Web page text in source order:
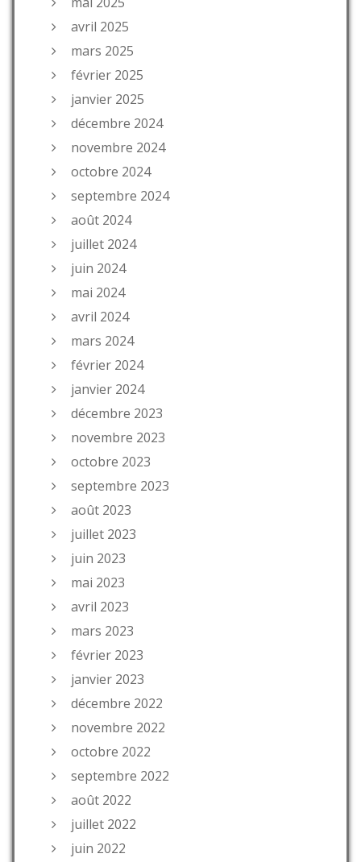
avril 2025
mars 2025
février 2025
janvier 2025
décembre 2024
novembre 2024
octobre 2024
septembre 2024
août 2024
juillet 2024
juin 2024
mai 2024
avril 2024
mars 2024
février 2024
janvier 2024
décembre 2023
novembre 2023
octobre 2023
septembre 2023
août 2023
juillet 2023
juin 2023
mai 2023
avril 2023
mars 2023
février 2023
janvier 2023
décembre 2022
novembre 2022
octobre 2022
septembre 2022
août 2022
juillet 2022
juin 2022